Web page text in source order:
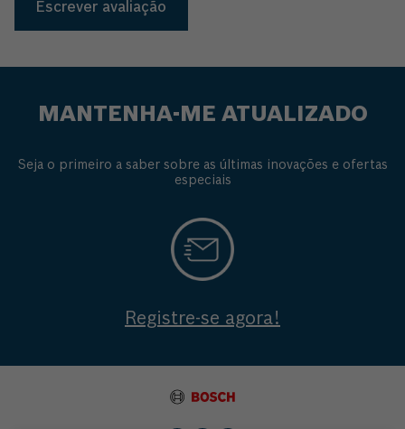
Escrever avaliação
MANTENHA-ME ATUALIZADO
Seja o primeiro a saber sobre as últimas inovações e ofertas
especiais
Registre-se agora!